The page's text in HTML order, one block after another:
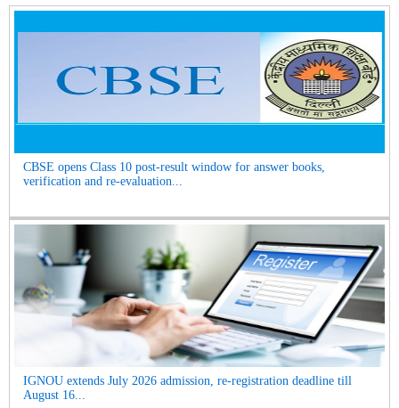
CBSE opens Class 10 post-result window for answer books,
verification and re-evaluation...
IGNOU extends July 2026 admission, re-registration deadline till
August 16...